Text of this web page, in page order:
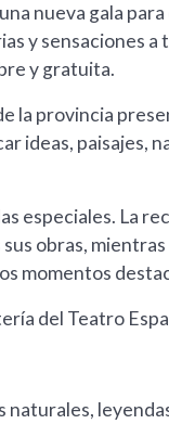
nueva gala
y sensaciones a
y gratuita.
la provincia
ideas, paisajes,
especiales. La
obras,
momentos
del Teatro